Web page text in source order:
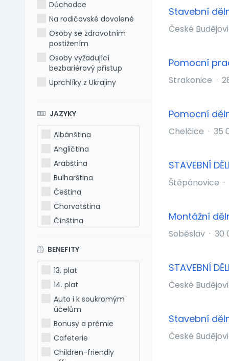
Důchodce
Na rodičovské dovolené
Osoby se zdravotním
postižením
Osoby vyžadující
bezbariérový přístup
Uprchlíky z Ukrajiny
JAZYKY
Albánština
Angličtina
Arabština
Bulharština
Čeština
Chorvatština
Čínština
Francouzština
Hebrejština
Holandština
Italština
Japonština
Latina
Litevština
Lotyšština
BENEFITY
13. plat
14. plat
Auto i k soukromým
účelům
Bonusy a prémie
Cafeterie
Children-friendly
Stavební
České
Pomocní
Strakonice ·
Pomocní
Chelčice · 35
STAVEBNÍ
Štěpánovice ·
Montážní
Soběslav · 30
STAVEBNÍ
České
Stavební
České